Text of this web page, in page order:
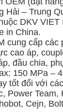
Hải – Trung
DKV VIET
in China.
cung cấp các
cao áp,
đầu chia,
150 MPa –
tốt đối với
Power Team,
Cejn,